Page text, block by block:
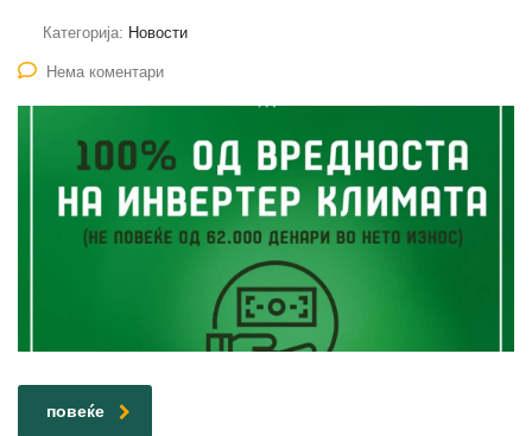
Категорија: Новости
Нема коментари
повеќе